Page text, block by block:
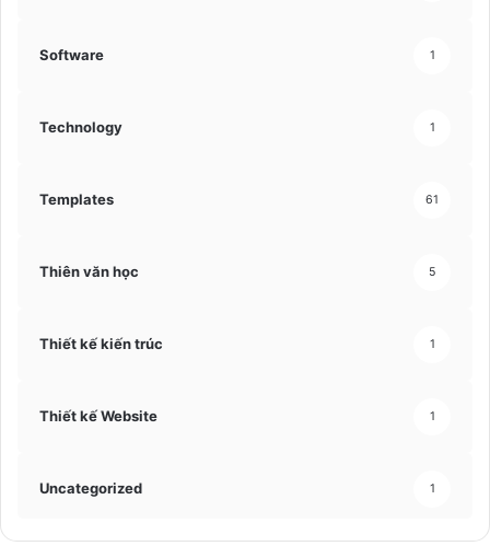
Software 1
Technology 1
Templates 61
Thiên văn học 5
Thiết kế kiến trúc 1
Thiết kế Website 1
Uncategorized 1